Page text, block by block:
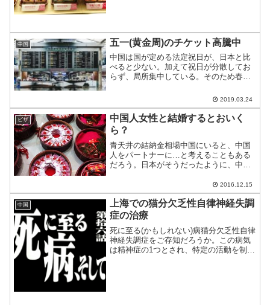
中国 五一(黄金周)のチケット高騰中
中国は国が定める法定祝日が、日本と比
べると少ない。加えて祝日が分散してお
らず、局所集中している。そのため春節
が起きる。今年のゴールデンウイークも
同じようにてんやわんやになりそうだ。
2019.03.24
ビザ
中国人女性と結婚するとおいく
ら？
青天井の結納金相場中国にいると、中国
人をパートナーに…と考えることもある
だろう。日本がそうだったように、中国
2016.12.15
中国
上海での猫分欠乏性自律神経失調
症の治療
死に至る(かもしれない)病猫分欠乏性自律
神経失調症をご存知だろうか。この病気
は精神症の1つとされ、特定の活動を制限